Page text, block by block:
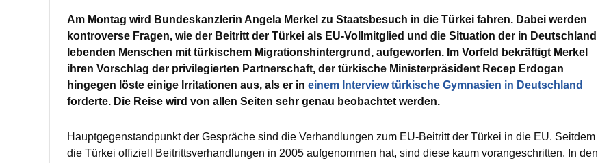
Am Montag wird Bundeskanzlerin Angela Merkel zu Staatsbesuch in die Türkei fahren. Dabei werden
kontroverse Fragen, wie der Beitritt der Türkei als EU-Vollmitglied und die Situation der in Deutschland
lebenden Menschen mit türkischem Migrationshintergrund, aufgeworfen. Im Vorfeld bekräftigt Merkel
ihren Vorschlag der privilegierten Partnerschaft, der türkische Ministerpräsident Recep Erdogan
hingegen löste einige Irritationen aus, als er in einem Interview türkische Gymnasien in Deutschland
forderte. Die Reise wird von allen Seiten sehr genau beobachtet werden.
Hauptgegenstandpunkt der Gespräche sind die Verhandlungen zum EU-Beitritt der Türkei in die EU. Seitdem
die Türkei offiziell Beitrittsverhandlungen in 2005 aufgenommen hat, sind diese kaum vorangeschritten. In den